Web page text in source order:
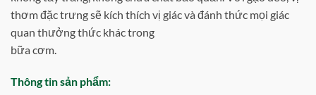
thơm đặc trưng sẽ kích thích vị giác và đánh thức mọi giác
quan thưởng thức khác trong
bữa cơm.
Thông tin sản phẩm: